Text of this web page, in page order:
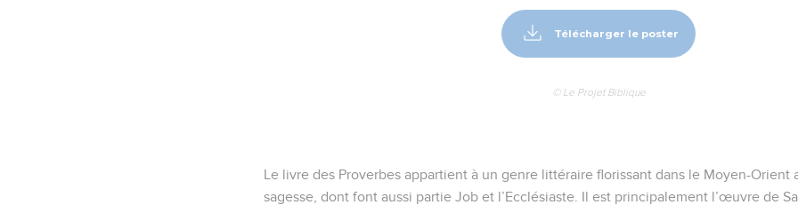
Télécharger le poster
© Le Projet Biblique
Le livre des Proverbes appartient à un genre littéraire florissant dans le Moyen-Orient
sagesse, dont font aussi partie Job et l’Ecclésiaste. Il est principalement l’œuvre de